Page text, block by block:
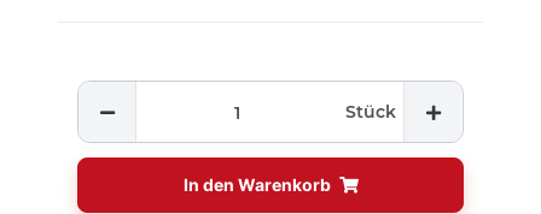
Stück
In den Warenkorb